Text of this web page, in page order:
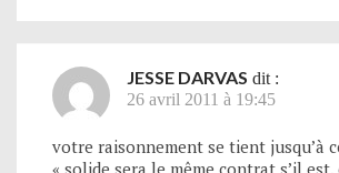
JESSE DARVAS dit :
26 avril 2011 à 19:45
votre raisonnement se tient jusqu’à
« solide sera le même contrat s’il est,